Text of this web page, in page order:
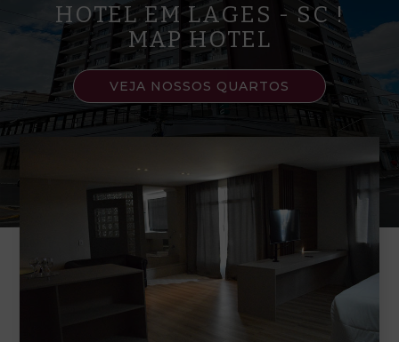
HOTEL EM LAGES - SC !
MAP HOTEL
VEJA NOSSOS QUARTOS